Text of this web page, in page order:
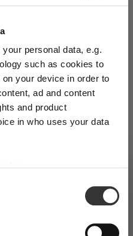
personal data, e.g.
such as cookies to
your device in order to
ad and content
and product
in who uses your data
to within several
actively scanning it for
Tie Hermitage -
Italy
on this store are set for